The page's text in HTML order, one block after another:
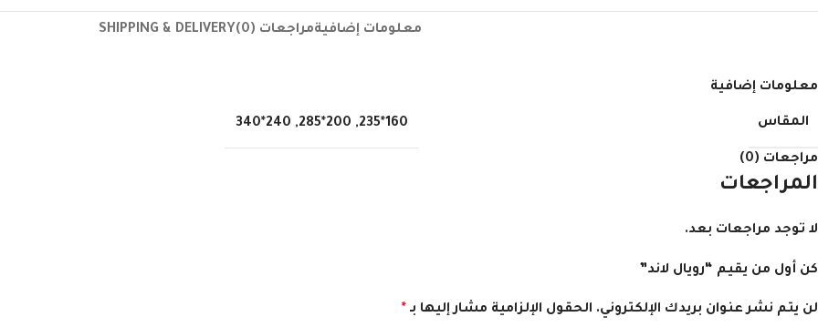
معلومات إضافيةمراجعات (0) SHIPPING & DELIVERY
معلومات إضافية
المقاس 160*235
,
200*285
,
240*340
مراجعات (0)
المراجعات
لا توجد مراجعات بعد.
كن أول من يقيم “رويال لاند”
لن يتم نشر عنوان بريدك الإلكتروني. الحقول الإلزامية مشار إليها بـ *